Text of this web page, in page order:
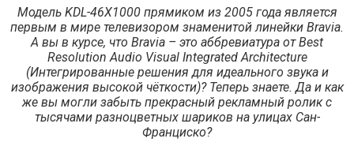
Модель KDL-46X1000 прямиком из 2005 года является
первым в мире телевизором знаменитой линейки Bravia.
А вы в курсе, что Bravia – это аббревиатура от Best
Resolution Audio Visual Integrated Architecture
(Интегрированные решения для идеального звука и
изображения высокой чёткости)? Теперь знаете. Да и как
же вы могли забыть прекрасный рекламный ролик с
тысячами разноцветных шариков на улицах Сан-
Франциско?